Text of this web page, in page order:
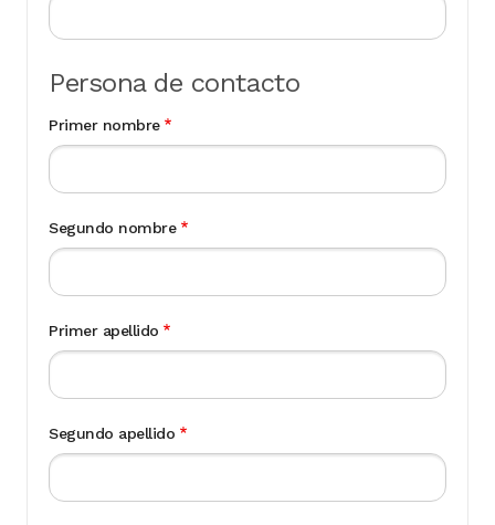
Persona de contacto
Primer nombre
Segundo nombre
Primer apellido
Segundo apellido